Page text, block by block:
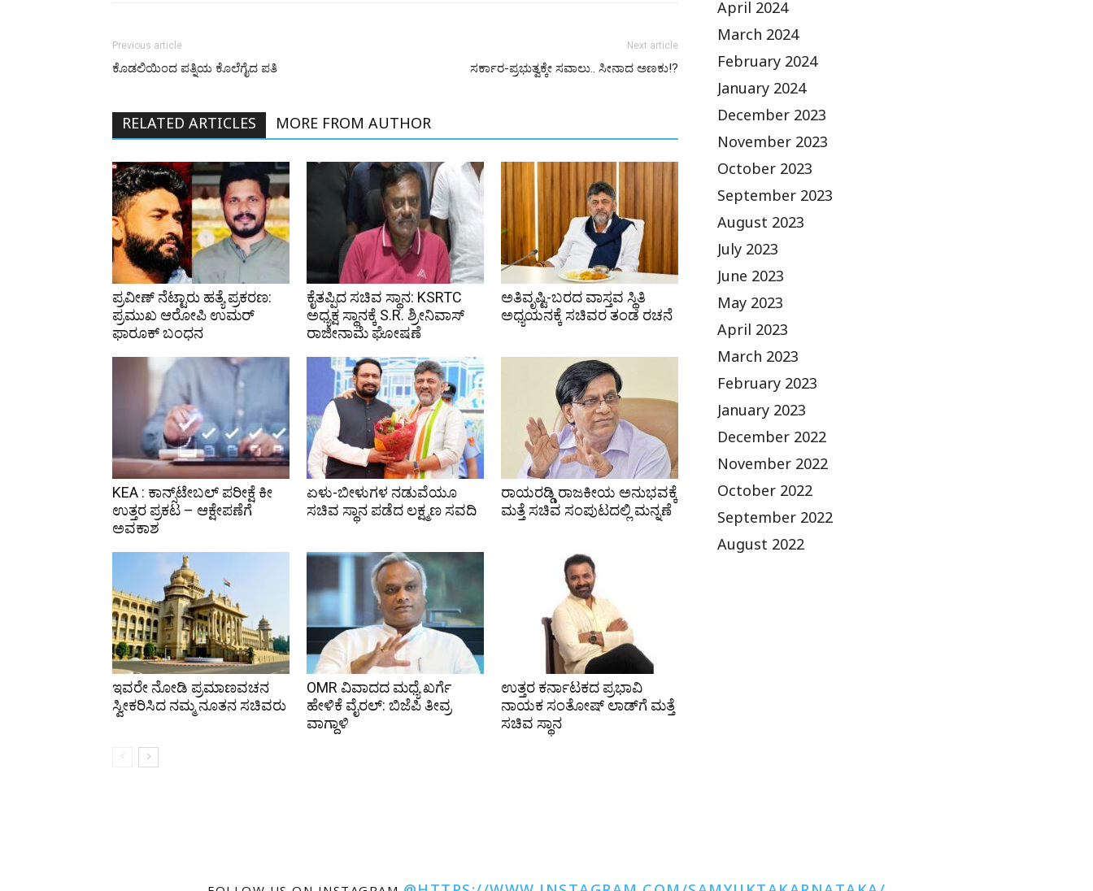
Previous article
ಕೊಡಲಿಯಿಂದ ಪತ್ನಿಯ ಕೊಲೆಗೈದ ಪತಿ
Next article
ಸರ್ಕಾರ-ಪ್ರಭುತ್ವಕ್ಕೇ ಸವಾಲು.. ಸೀನಾದ ಅಣಕು!?
RELATED ARTICLES MORE FROM AUTHOR
ಪ್ರವೀಣ್ ನೆಟ್ಟಾರು ಹತ್ಯೆ ಪ್ರಕರಣ:
ಪ್ರಮುಖ ಆರೋಪಿ ಉಮರ್
ಫಾರೂಕ್ ಬಂಧನ
ಕೈತಪ್ಪಿದ ಸಚಿವ ಸ್ಥಾನ: KSRTC
ಅಧ್ಯಕ್ಷ ಸ್ಥಾನಕ್ಕೆ S.R. ಶ್ರೀನಿವಾಸ್
ರಾಜೀನಾಮೆ ಘೋಷಣೆ
ಅತಿವೃಷ್ಟಿ-ಬರದ ವಾಸ್ತವ ಸ್ಥಿತಿ
ಅಧ್ಯಯನಕ್ಕೆ ಸಚಿವರ ತಂಡ ರಚನೆ
KEA : ಕಾನ್ಸ್‌ಟೇಬಲ್ ಪರೀಕ್ಷೆ ಕೀ
ಉತ್ತರ ಪ್ರಕಟ – ಆಕ್ಷೇಪಣೆಗೆ
ಅವಕಾಶ
ಏಳು-ಬೀಳುಗಳ ನಡುವೆಯೂ
ಸಚಿವ ಸ್ಥಾನ ಪಡೆದ ಲಕ್ಷ್ಮಣ ಸವದಿ
ರಾಯರಡ್ಡಿ ರಾಜಕೀಯ ಅನುಭವಕ್ಕೆ
ಮತ್ತೆ ಸಚಿವ ಸಂಪುಟದಲ್ಲಿ ಮನ್ನಣೆ
ಇವರೇ ನೋಡಿ ಪ್ರಮಾಣವಚನ
ಸ್ವೀಕರಿಸಿದ ನಮ್ಮ ನೂತನ ಸಚಿವರು
OMR ವಿವಾದದ ಮಧ್ಯೆ ಖರ್ಗೆ
ಹೇಳಿಕೆ ವೈರಲ್: ಬಿಜೆಪಿ ತೀವ್ರ
ವಾಗ್ದಾಳಿ
ಉತ್ತರ ಕರ್ನಾಟಕದ ಪ್ರಭಾವಿ
ನಾಯಕ ಸಂತೋಷ್‌ ಲಾಡ್‌ಗೆ ಮತ್ತೆ
ಸಚಿವ ಸ್ಥಾನ
April 2024
March 2024
February 2024
January 2024
December 2023
November 2023
October 2023
September 2023
August 2023
July 2023
June 2023
May 2023
April 2023
March 2023
February 2023
January 2023
December 2022
November 2022
October 2022
September 2022
August 2022